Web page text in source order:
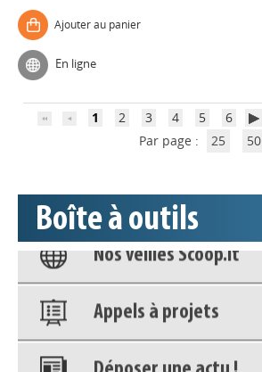
Ajouter au panier
En ligne
1 2 3 4 5 6
Par page :
25 50
Boîte à outils
déconnecter)
Nos veilles Scoop.it
Appels à projets
Déposer une actu !